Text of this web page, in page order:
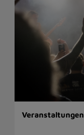
Veranstaltungen